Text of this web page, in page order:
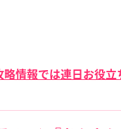
略情報では連日お役